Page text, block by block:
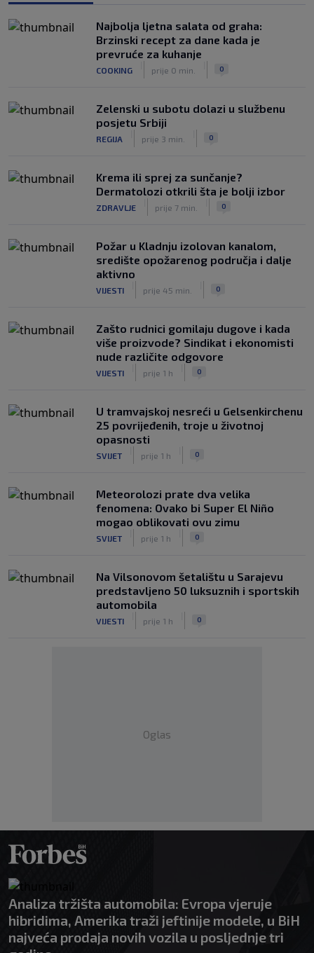
NOGOMET
| | 0
Izvinjenje s elementima prijetnje i
„gomila slabića“ u UEFA-i
Najbolja ljetna salata od graha:
Brzinski recept za dane kada je
prevruće za kuhanje
COOKING prije 0 min. 0
Zelenski u subotu dolazi u službenu
posjetu Srbiji
REGIJA prije 3 min. 0
Krema ili sprej za sunčanje?
Dermatolozi otkrili šta je bolji izbor
ZDRAVLJE prije 7 min. 0
Požar u Kladnju izolovan kanalom,
središte opožarenog područja i dalje
aktivno
VIJESTI prije 45 min. 0
Zašto rudnici gomilaju dugove i kada
više proizvode? Sindikat i ekonomisti
nude različite odgovore
VIJESTI prije 1 h 0
U tramvajskoj nesreći u Gelsenkirchenu
25 povrijeđenih, troje u životnoj
opasnosti
SVIJET prije 1 h 0
Meteorolozi prate dva velika
fenomena: Ovako bi Super El Niño
mogao oblikovati ovu zimu
SVIJET prije 1 h 0
Na Vilsonovom šetalištu u Sarajevu
predstavljeno 50 luksuznih i sportskih
automobila
VIJESTI prije 1 h 0
Oglas
Analiza tržišta automobila: Evropa vjeruje
hibridima, Amerika traži jeftinije modele, u BiH
najveća prodaja novih vozila u posljednje tri